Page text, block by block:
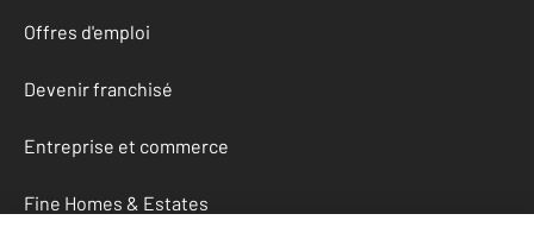
Offres d'emploi
Devenir franchisé
Entreprise et commerce
Fine Homes & Estates